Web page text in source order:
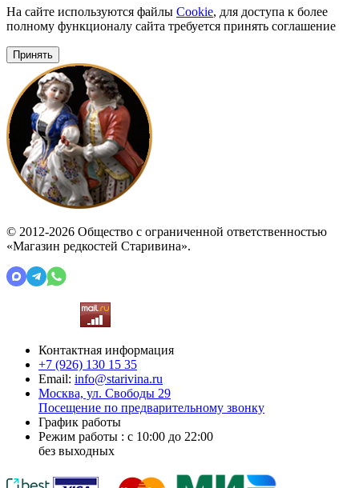
На сайте используются файлы Cookie, для доступа к более
полному функционалу сайта требуется принять соглашение
Принять
© 2012-2026 Общество с ограниченной ответственностью
«Магазин редкостей Старивина».
Контактная информация
+7 (926) 130 15 35
Email: info@starivina.ru
Москва, ул. Свободы 29
Посещение по предварительному звонку
График работы
Режим работы : с 10:00 до 22:00
без выходных